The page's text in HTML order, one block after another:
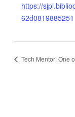
https://
62d0819885251
Tech Mentor: One